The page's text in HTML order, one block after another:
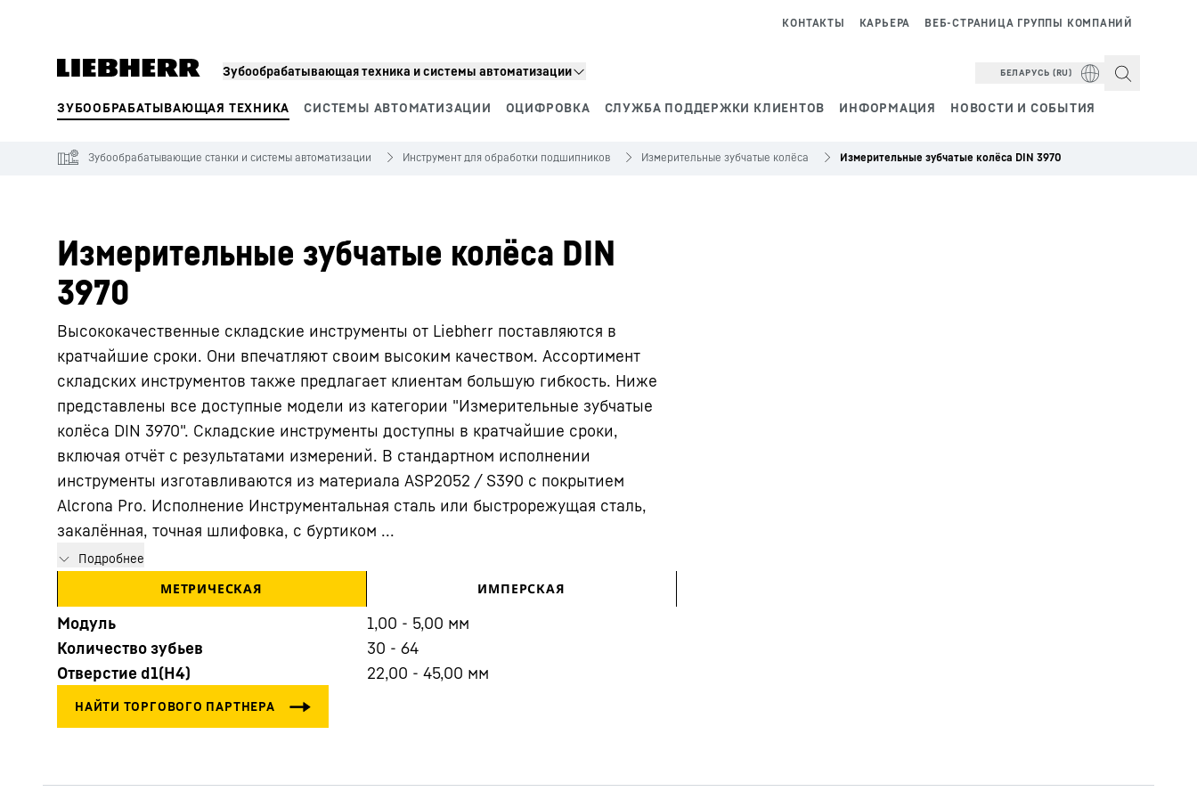
Зубообрабатывающая техника и системы автоматизации
ЗУБООБРАБАТЫВАЮЩАЯ ТЕХНИКА СИСТЕМЫ АВТОМАТИЗАЦИИ ОЦИФРОВКА СЛУЖБА ПОДДЕРЖКИ КЛИЕНТОВ ИНФОРМАЦИЯ НОВОСТИ И СОБЫТИЯ
ВЕБ-СТРАНИЦА ГРУППЫ КОМПАНИЙ
КАРЬЕРА
КОНТАКТЫ
БЕЛАРУСЬ (RU)
Сегменты продукции
Подробнее о компании Карьера в Liebherr
Зубообрабатывающие станки и системы автоматизации Инструмент для обработки подшипников Измерительные зубчатые колёса Измерительные зубчатые колёса DIN 3970
Измерительные зубчатые колёса DIN
3970
Высококачественные складские инструменты от Liebherr поставляются в
кратчайшие сроки. Они впечатляют своим высоким качеством. Ассортимент
складских инструментов также предлагает клиентам большую гибкость. Ниже
представлены все доступные модели из категории "Измерительные зубчатые
колёса DIN 3970". Складские инструменты доступны в кратчайшие сроки,
включая отчёт с результатами измерений. В стандартном исполнении
инструменты изготавливаются из материала ASP2052 / S390 с покрытием
Alcrona Pro. Исполнение Инструментальная сталь или быстрорежущая сталь,
закалённая, точная шлифовка, с буртиком ...
Подробнее
МЕТРИЧЕСКАЯ ИМПЕРСКАЯ
Модуль 1,00 - 5,00 мм
Количество зубьев
30 - 64
Отверстие d1(H4)
22,00 - 45,00 мм